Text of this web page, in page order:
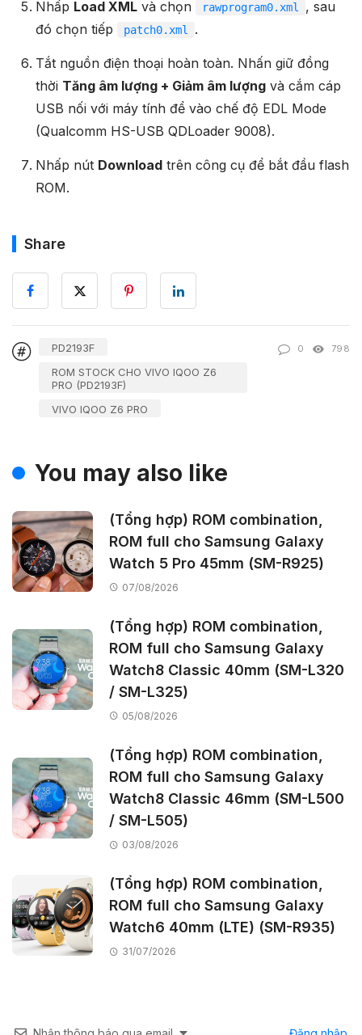
Nhấp Load XMLvà chọn rawprogram0.xml
, sau
đó chọn tiếp
patch0.xml .
Tắt nguồn điện thoại hoàn toàn. Nhấn giữ đồng
thời Tăng âm lượng + Giảm âm lượngvà cắm cáp
USB nối với máy tính để vào chế độ EDL Mode
(Qualcomm HS-USB QDLoader 9008).
Nhấp nút Downloadtrên công cụ để bắt đầu flash
ROM.
Share
PD2193F
ROM STOCK CHO VIVO IQOO Z6
PRO (PD2193F)
VIVO IQOO Z6 PRO
0 798
You may also like
(Tổng hợp) ROM combination,
ROM full cho Samsung Galaxy
Watch 5 Pro 45mm (SM-R925)
07/08/2026
(Tổng hợp) ROM combination,
ROM full cho Samsung Galaxy
Watch8 Classic 40mm (SM-L320
/ SM-L325)
05/08/2026
(Tổng hợp) ROM combination,
ROM full cho Samsung Galaxy
Watch8 Classic 46mm (SM-L500
/ SM-L505)
03/08/2026
(Tổng hợp) ROM combination,
ROM full cho Samsung Galaxy
Watch6 40mm (LTE) (SM-R935)
31/07/2026